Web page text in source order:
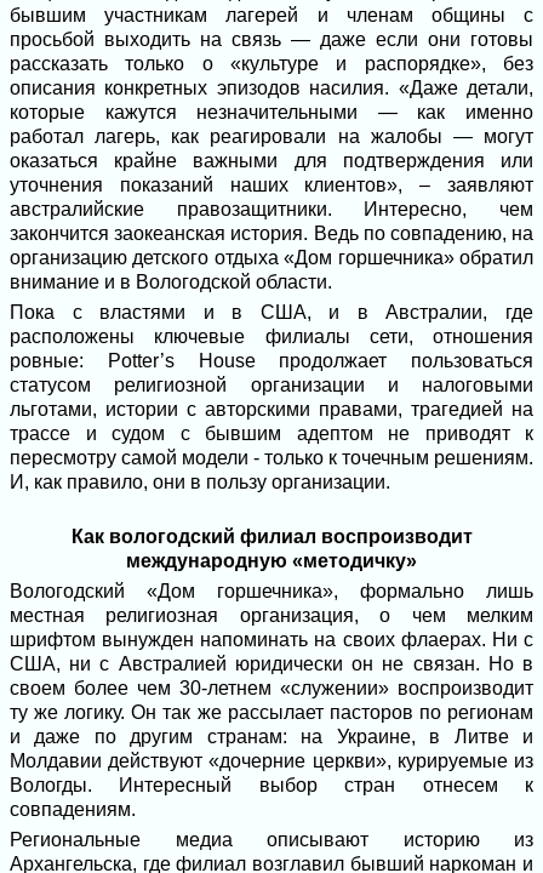
бывшим участникам лагерей и членам общины с
просьбой выходить на связь — даже если они готовы
рассказать только о «культуре и распорядке», без
описания конкретных эпизодов насилия. «Даже детали,
которые кажутся незначительными — как именно
работал лагерь, как реагировали на жалобы — могут
оказаться крайне важными для подтверждения или
уточнения показаний наших клиентов», – заявляют
австралийские правозащитники. Интересно, чем
закончится заокеанская история. Ведь по совпадению, на
организацию детского отдыха «Дом горшечника» обратил
внимание и в Вологодской области.
Пока с властями и в США, и в Австралии, где
расположены ключевые филиалы сети, отношения
ровные: Potter’s House продолжает пользоваться
статусом религиозной организации и налоговыми
льготами, истории с авторскими правами, трагедией на
трассе и судом с бывшим адептом не приводят к
пересмотру самой модели - только к точечным решениям.
И, как правило, они в пользу организации.
Как вологодский филиал воспроизводит
международную «методичку»
Вологодский «Дом горшечника», формально лишь
местная религиозная организация, о чем мелким
шрифтом вынужден напоминать на своих флаерах. Ни с
США, ни с Австралией юридически он не связан. Но в
своем более чем 30-летнем «служении» воспроизводит
ту же логику. Он так же рассылает пасторов по регионам
и даже по другим странам: на Украине, в Литве и
Молдавии действуют «дочерние церкви», курируемые из
Вологды. Интересный выбор стран отнесем к
совпадениям.
Региональные медиа описывают историю из
Архангельска, где филиал возглавил бывший наркоман и